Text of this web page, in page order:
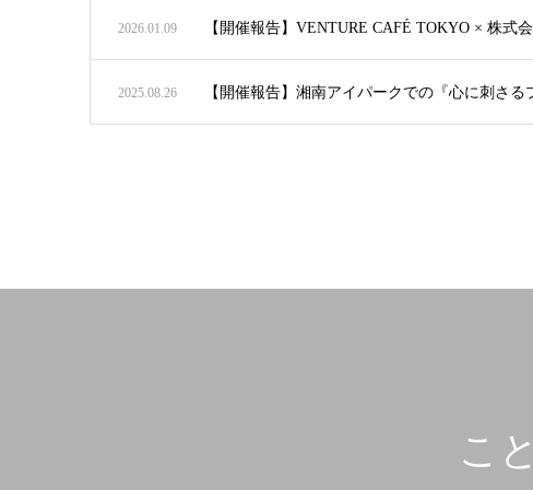
2026.01.09 【開催報告】VENTURE CAFÉ TOKYO × 株式
2025.08.26 【開催報告】湘南アイパークでの『心に刺さ
こ